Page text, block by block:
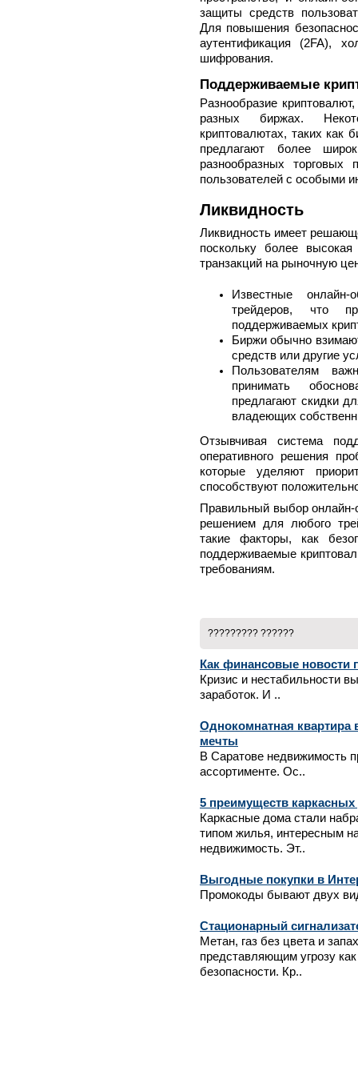
защиты средств
Для повышения
аутентификация (2FA),
шифрования.
Поддерживаемые
Разнообразие
разных биржах.
криптовалютах, таких как
предлагают более
разнообразных
пользователей с особыми
Ликвидность
Ликвидность имеет
поскольку более
транзакций на рыночную
Известные
трейдеров, что
поддерживаемых
Биржи обычно
средств или другие
Пользователям
принимать
предлагают скидки
владеющих
Отзывчивая система
оперативного решения
которые уделяют
способствуют
Правильный выбор
решением для любого
такие факторы, как
поддерживаемые
требованиям.
????????? ??????
Как финансовые новости
Кризис и нестабильности
заработок. И ..
Однокомнатная квартира
мечты
В Саратове недвижимость
ассортименте. Ос..
5 преимуществ
Каркасные дома стали
типом жилья, интересным
недвижимость. Эт..
Выгодные покупки в
Промокоды бывают двух
Стационарный
Метан, газ без цвета и
представляющим угрозу
безопасности. Кр..